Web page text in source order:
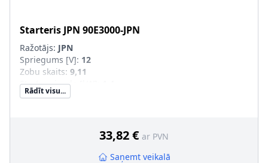
Starteris JPN 90E3000-JPN
Ražotājs: JPN
Spriegums [V]: 12
Zobu skaits: 9,11
Startera jauda [kW]
Rādīt visu...
33,82 € ar PVN
Saņemt veikalā